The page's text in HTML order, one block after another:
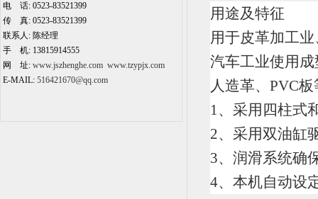
电 话: 0523-83521399
传 真: 0523-83521399
联系人: 陈经理
手 机: 13815914555
网 址:www.jszhenghe.com www.tzypjx.com
E-MAIL:516421670@qq.com
用途及特征
用于皮革加工
汽车工业使用
人造革、PVC
1、采用四柱式
2、采用双油缸
3、润滑系统确
4、本机自动设